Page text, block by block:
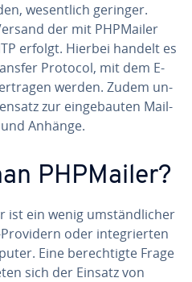
we­sent­lich geringer.
der mit PHPMailer
erfolgt. Hierbei handelt es
Protocol, mit dem E-
werden. Zudem un­
zur ein­ge­bau­ten Mail-
Anhänge.
PHPMailer?
ist ein wenig um­ständ­li­cher
oder in­te­grier­ten
Eine be­rech­tig­te Frage
sich der Einsatz von